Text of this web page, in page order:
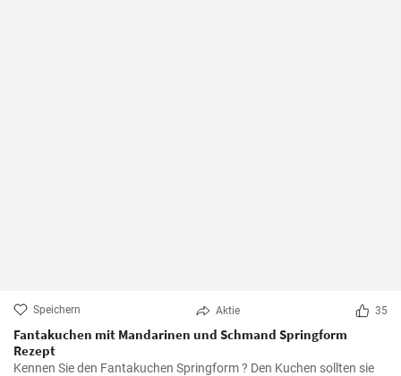
Speichern Aktie 35
Fantakuchen mit Mandarinen und Schmand Springform
Rezept
Kennen Sie den Fantakuchen Springform ? Den Kuchen sollten sie